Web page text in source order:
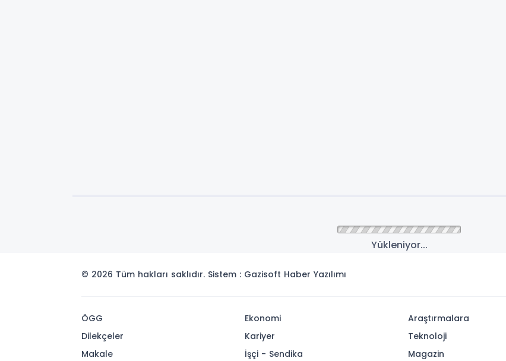
Yükleniyor...
© 2026 Tüm hakları saklıdır. Sistem : Gazisoft Haber Yazılımı
ÖGG
Dilekçeler
Makale
Ekonomi
Kariyer
İşçi - Sendika
Araştırmalara
Teknoloji
Magazin